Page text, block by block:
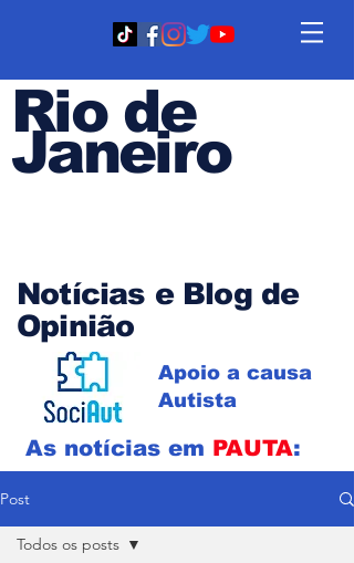
Rio de
Janeiro
Notícias e Blog de
Opinião
Apoio a causa
Autista
As notícias em PAUTA:
Post
Todos os posts